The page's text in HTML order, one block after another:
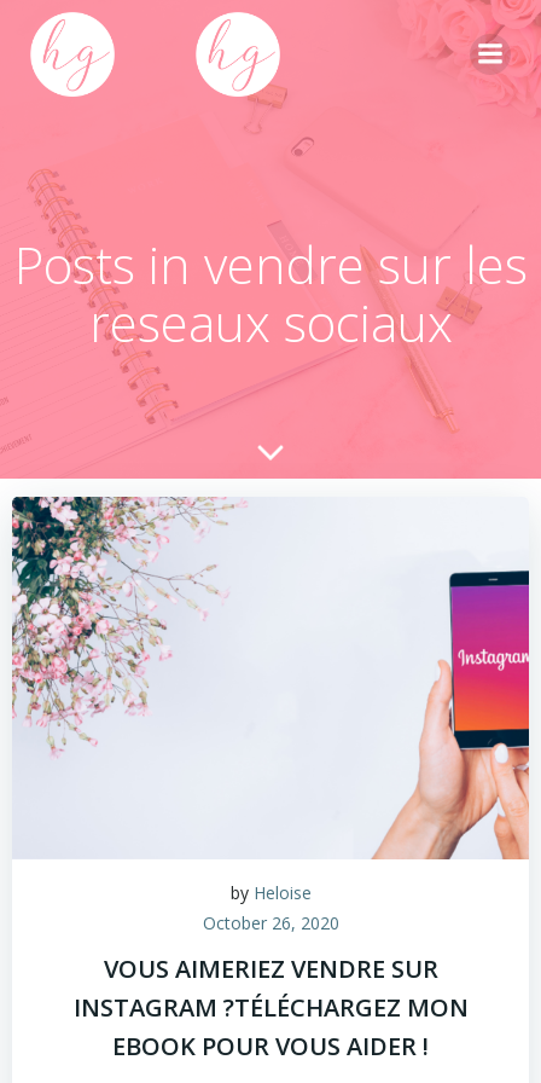
to
content
Posts in vendre sur les
reseaux sociaux
by Heloise
October 26, 2020
VOUS AIMERIEZ VENDRE SUR
INSTAGRAM ?TÉLÉCHARGEZ MON
EBOOK POUR VOUS AIDER !